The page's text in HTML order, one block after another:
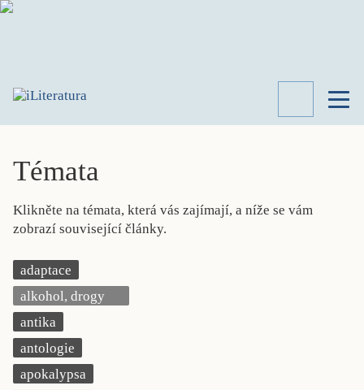
KNIHY
LITERATURY
KATEGORIE
Témata
Klikněte na témata, která vás zajímají, a níže se vám
zobrazí související články.
adaptace
alkohol, drogy
antika
antologie
apokalypsa